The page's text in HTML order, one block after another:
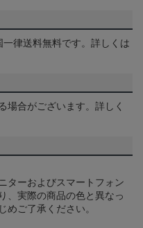
律送料無料です。詳しくは
場合がございます。詳しく
ターおよびスマートフォン
、実際の商品の色と異なっ
めご了承ください。